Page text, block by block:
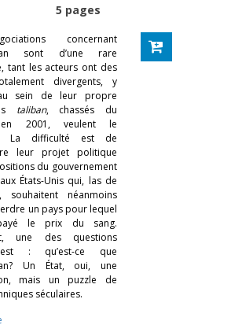
5 pages
concernant
sont d’une rare
tant les acteurs ont des
divergents, y
sein de leur propre
taliban, chassés du
2001, veulent le
La difficulté est de
leur projet politique
du gouvernement
États-Unis qui, las de
souhaitent néanmoins
un pays pour lequel
le prix du sang.
une des questions
: qu’est-ce que
Un État, oui, une
mais un puzzle de
séculaires.